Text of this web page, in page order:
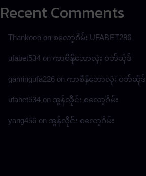
Recent Comments
Thankooo on စလော့ဂိမ်း UFABET286
ufabet534 on ကာစီနိုဘောလုံး ဝဘ်ဆိုဒ်
gamingufa226 on ကာစီနိုဘောလုံး ဝဘ်ဆိုဒ်
ufabet534 on အွန်လိုင်း စလော့ဂိမ်း
yang456 on အွန်လိုင်း စလော့ဂိမ်း